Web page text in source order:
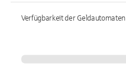
Verfügbarkeit der Geldautomaten